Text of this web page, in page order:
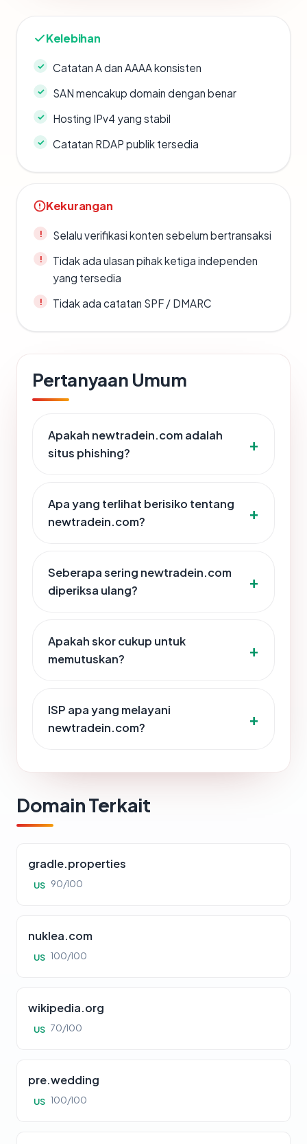
Kelebihan
Catatan A dan AAAA konsisten
SAN mencakup domain dengan benar
Hosting IPv4 yang stabil
Catatan RDAP publik tersedia
Kekurangan
Selalu verifikasi konten sebelum bertransaksi
Tidak ada ulasan pihak ketiga independen
yang tersedia
Tidak ada catatan SPF / DMARC
Pertanyaan Umum
Apakah newtradein.com adalah
situs phishing?
Apa yang terlihat berisiko tentang
newtradein.com?
Seberapa sering newtradein.com
diperiksa ulang?
Apakah skor cukup untuk
memutuskan?
ISP apa yang melayani
newtradein.com?
Domain Terkait
gradle.properties
US 90/100
nuklea.com
US 100/100
wikipedia.org
US 70/100
pre.wedding
US 100/100